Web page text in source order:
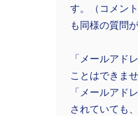
す。（コメン
も同様の質問
「メールアド
ことはできま
「メールアド
されていても